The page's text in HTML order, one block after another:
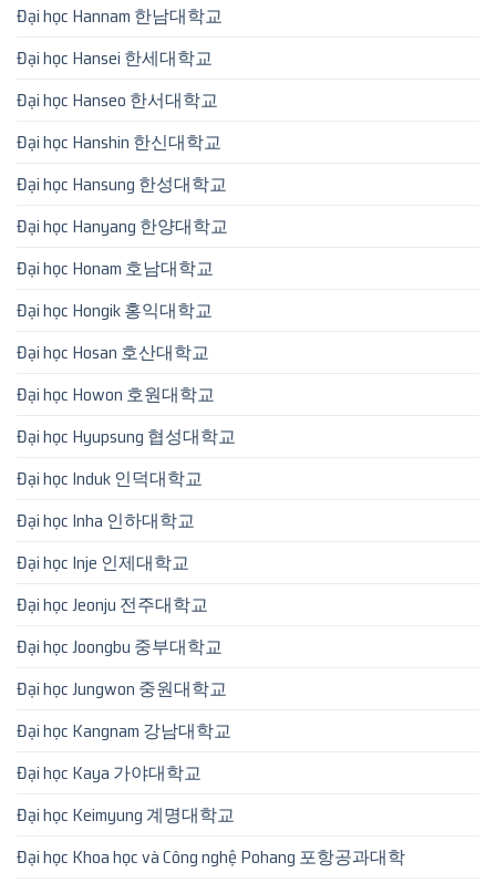
Đại học Hannam 한남대학교
Đại học Hansei 한세대학교
Đại học Hanseo 한서대학교
Đại học Hanshin 한신대학교
Đại học Hansung 한성대학교
Đại học Hanyang 한양대학교
Đại học Honam 호남대학교
Đại học Hongik 홍익대학교
Đại học Hosan 호산대학교
Đại học Howon 호원대학교
Đại học Hyupsung 협성대학교
Đại học Induk 인덕대학교
Đại học Inha 인하대학교
Đại học Inje 인제대학교
Đại học Jeonju 전주대학교
Đại học Joongbu 중부대학교
Đại học Jungwon 중원대학교
Đại học Kangnam 강남대학교
Đại học Kaya 가야대학교
Đại học Keimyung 계명대학교
Đại học Khoa học và Công nghệ Pohang 포항공과대학